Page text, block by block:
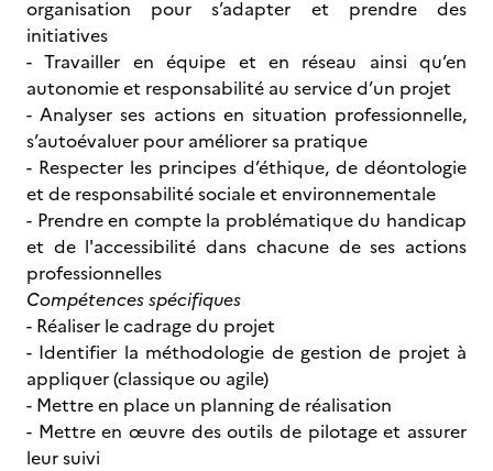
organisation pour s’adapter et prendre des
initiatives
- Travailler en équipe et en réseau ainsi qu’en
autonomie et responsabilité au service d’un projet
- Analyser ses actions en situation professionnelle,
s’autoévaluer pour améliorer sa pratique
- Respecter les principes d’éthique, de déontologie
et de responsabilité sociale et environnementale
- Prendre en compte la problématique du handicap
et de l'accessibilité dans chacune de ses actions
professionnelles
Compétences spécifiques
- Réaliser le cadrage du projet
- Identifier la méthodologie de gestion de projet à
appliquer (classique ou agile)
- Mettre en place un planning de réalisation
- Mettre en œuvre des outils de pilotage et assurer
leur suivi